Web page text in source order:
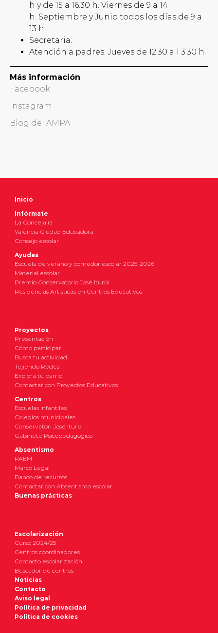
h y de 15 a 16.30 h. Viernes de 9 a 14
h. Septiembre y Junio todos los días de 9 a
13 h.
Secretaria.
Atención a padres. Jueves de 12.30 a 1 3.30 h.
Más información
Facebook
Instagram
Blog del AMPA
Inicio
Infórmate
La Concejalía
València Ciudad Educadora
Consejo escolar
Ayudas
Escuela de verano y comedor escolar 2025-2026
Material escolar
Premio Conservatorio José Iturbi
Residencias Artísticas en Centros Educativos
Proyectos
Presentación
Cómo participar
Busca tu actividad
Tejiendo Redes
Explora tu barrio
Contactar con Proyectos Educativos
Centros
Escuelas Infantiles
Colegios municipales
Conservatori José Iturbi
Gabinete Psicopedagógico
Absentismo
PAEM
Marco Legal
Banco de recursos
Contactar con Absentismo escolar
Buenas prácticas
Escolarización
Curso 2024/25
Centros coordinadores
Contacto escolarización
Buscador de centros
Noticias
Contacto
Aviso legal
Política de privacidad
Política de cookies